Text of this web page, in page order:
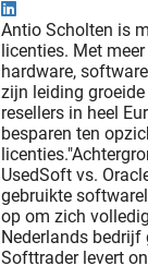
Antio Scholten is
licenties. Met
hardware,
zijn leiding
resellers in heel
besparen ten
UsedSoft vs.
gebruikte
op om zich
Nederlands bedrijf
Softtrader levert